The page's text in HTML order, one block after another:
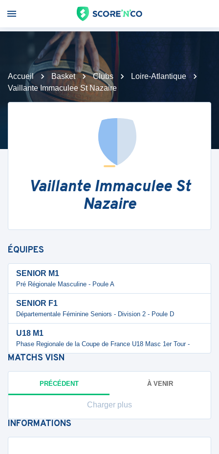
Accueil Basket Clubs
Loire-Atlantique
Vaillante Immaculee St Nazaire
Vaillante Immaculee St
Nazaire
ÉQUIPES
SENIOR M1
Pré Régionale Masculine - Poule A
SENIOR F1
Départementale Féminine Seniors - Division 2 - Poule D
U18 M1
Phase Regionale de la Coupe de France U18 Masc 1er Tour -
MATCHS VISN
PRÉCÉDENT À VENIR
Charger plus
INFORMATIONS